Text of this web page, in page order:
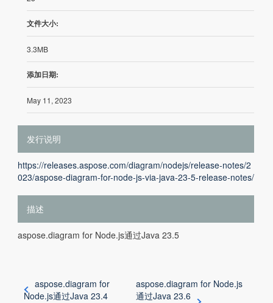
文件大小:
3.3MB
添加日期:
May 11, 2023
发行说明
https://releases.aspose.com/diagram/nodejs/release-notes/2
023/aspose-diagram-for-node-js-via-java-23-5-release-notes/
描述
aspose.diagram for Node.js通过Java 23.5
aspose.diagram for
Node.js通过Java 23.4
aspose.diagram for Node.js
通过Java 23.6